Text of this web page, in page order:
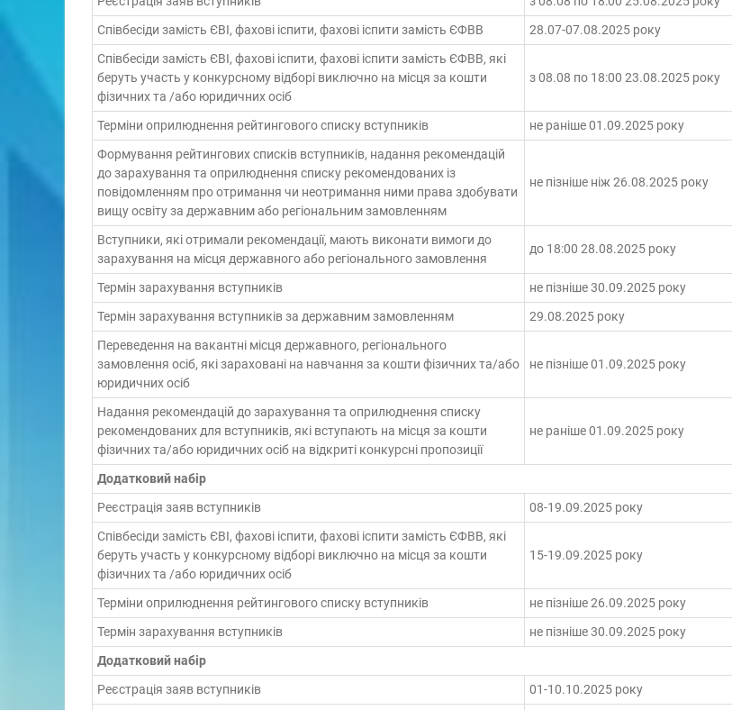
Співбесіди замість ЄВІ, фахові іспити, фахові іспити замість ЄФВВ
28.07-07.08.2025 року
Співбесіди замість ЄВІ, фахові іспити, фахові іспити замість ЄФВВ, які
беруть участь у конкурсному відборі виключно на місця за кошти
фізичних та /або юридичних осіб
з 08.08 по 18:00 23.08.2025 року
Терміни оприлюднення рейтингового списку вступників
не раніше 01.09.2025 року
Формування рейтингових списків вступників, надання рекомендацій
до зарахування та оприлюднення списку рекомендованих із
повідомленням про отримання чи неотримання ними права здобувати
вищу освіту за державним або регіональним замовленням
не пізніше ніж 26.08.2025 року
Вступники, які отримали рекомендації, мають виконати вимоги до
зарахування на місця державного або регіонального замовлення
до 18:00 28.08.2025 року
Термін зарахування вступників
не пізніше 30.09.2025 року
Термін зарахування вступників за державним замовленням
29.08.2025 року
Переведення на вакантні місця державного, регіонального
замовлення осіб, які зараховані на навчання за кошти фізичних та/або
юридичних осіб
не пізніше 01.09.2025 року
Надання рекомендацій до зарахування та оприлюднення списку
рекомендованих для вступників, які вступають на місця за кошти
фізичних та/або юридичних осіб на відкриті конкурсні пропозиції
не раніше 01.09.2025 року
Додатковий набір
Реєстрація заяв вступників
08-19.09.2025 року
Співбесіди замість ЄВІ, фахові іспити, фахові іспити замість ЄФВВ, які
беруть участь у конкурсному відборі виключно на місця за кошти
фізичних та /або юридичних осіб
15-19.09.2025 року
Терміни оприлюднення рейтингового списку вступників
не пізніше 26.09.2025 року
Термін зарахування вступників
не пізніше 30.09.2025 року
Додатковий набір
Реєстрація заяв вступників
01-10.10.2025 року